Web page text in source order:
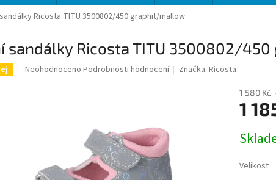
Ricosta TITU 3500802/450 graphit/mallow
sandálky Ricosta TITU 3500802/
Průměrné
Neohodnoceno Podrobnosti hodnocení Značka:Ricosta
1 580 Kč
1
cena:
Velikost